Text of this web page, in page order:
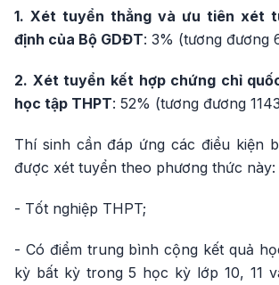
1. Xét tuyển thẳng và ưu tiên xét
định của Bộ GDĐT: 3% (tương đương
2. Xét tuyển kết hợp chứng chỉ
học tập THPT: 52% (tương đương
Thí sinh cần đáp ứng các điều kiện
được xét tuyển theo phương thức này:
- Tốt nghiệp THPT;
- Có điểm trung bình cộng kết quả
kỳ bất kỳ trong 5 học kỳ lớp 10, 11